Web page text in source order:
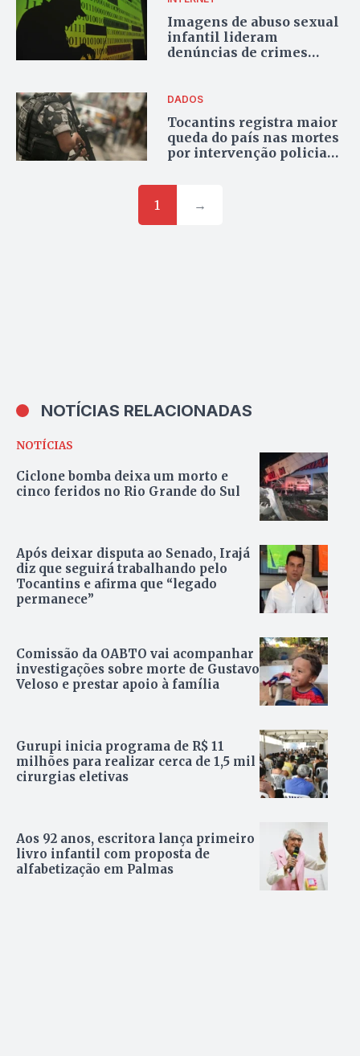
Imagens de abuso sexual
infantil lideram
denúncias de crimes
em 2025
DADOS
Tocantins registra maior
queda do país nas mortes
por intervenção policial
1 →
NOTÍCIAS RELACIONADAS
NOTÍCIAS
Ciclone bomba deixa um morto e
cinco feridos no Rio Grande do Sul
Após deixar disputa ao Senado, Irajá
diz que seguirá trabalhando pelo
Tocantins e afirma que “legado
permanece”
Comissão da OABTO vai acompanhar
investigações sobre morte de Gustavo
Veloso e prestar apoio à família
Gurupi inicia programa de R$ 11
milhões para realizar cerca de 1,5 mil
cirurgias eletivas
Aos 92 anos, escritora lança primeiro
livro infantil com proposta de
alfabetização em Palmas